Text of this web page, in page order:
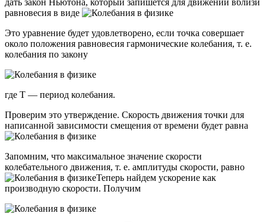
дать закон Ньютона, который запишется для движений вблизи
равновесия в виде
Это уравнение будет удовлетворено, если точка совершает
около положения равновесия гармонические колебания, т. е.
колебания по закону
где Т — период колебания.
Проверим это утверждение. Скорость движения точки для
написанной зависимости смещения от времени будет равна
Запомним, что максимальное значение скорости
колебательного движения, т. е. амплитуды скорости, равно
Теперь найдем ускорение как
производную скорости. Получим